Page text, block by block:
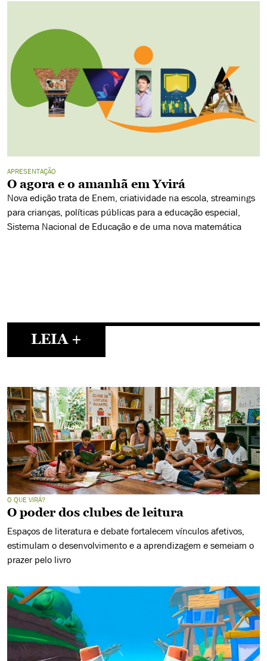
APRESENTAÇÃO
O agora e o amanhã em Yvirá
Nova edição trata de Enem, criatividade na escola, streamings
para crianças, políticas públicas para a educação especial,
Sistema Nacional de Educação e de uma nova matemática
LEIA +
O QUE VIRÁ?
O poder dos clubes de leitura
Espaços de literatura e debate fortalecem vínculos afetivos,
estimulam o desenvolvimento e a aprendizagem e semeiam o
prazer pelo livro